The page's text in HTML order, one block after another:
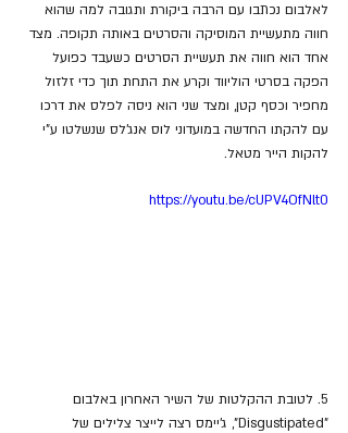
לאלבום נכתבו עם הרבה ביקורת ותגובה למה שהוא
חווה מתעשיית המוסיקה והסרטים באותה תקופה. מצד
אחד הוא חווה את תעשיית הסרטים כשעבד כפועל
הפקה בסרטי הוליווד וקרע את התחת תוך כדי זלזול
מחפיר וכסף קטן, ומצד שני הוא ניסה לפלס את דרכו
עם להקתו החדשה במועדוני לוס אנג'לס שנשלטו ע"י
להקות הייר מטאל.
https://youtu.be/cUPV4OfNlt0
5. לטובת ההקלטות של השיר האחרון באלבום
"Disgustipated", ג'יימס רצה לייצר צלילים של